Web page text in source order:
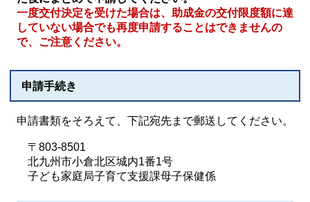
一度交付決定を受けた場合は、助成金の交付限度額に達
していない場合でも再度申請することはできませんの
で、ご注意ください。
申請手続き
申請書類をそろえて、下記宛先まで郵送してください。
〒803-8501
北九州市小倉北区城内1番1号
子ども家庭局子育て支援課母子保健係